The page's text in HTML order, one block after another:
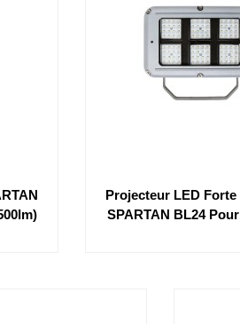
Projecteur LED Forte
SPARTAN BL24